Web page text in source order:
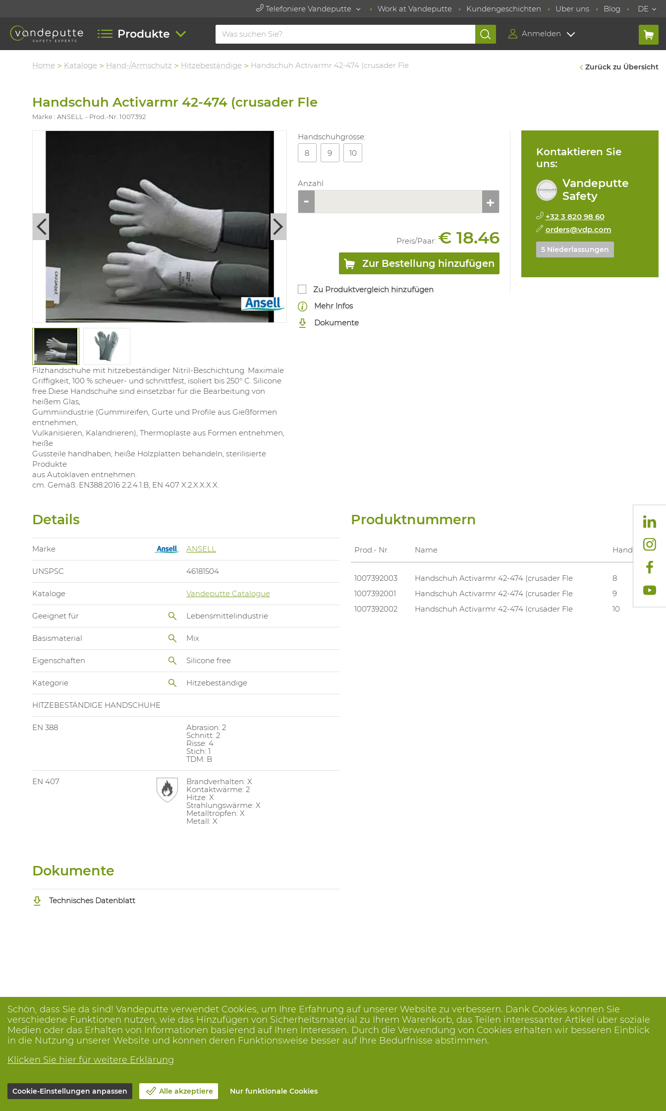
Telefoniere Vandeputte Work at Vandeputte Kundengeschichten Uber uns Blog DE
Produkte Anmelden
Home Kataloge Hand-/Armschutz Hitzebeständige Handschuh Activarmr 42-474 (crusader Fle Zurück zu Übersicht
Handschuh Activarmr 42-474 (crusader Fle
Marke : ANSELL Prod.-Nr. 1007392
Next
Filzhandschuhe mit hitzebeständiger Nitril-Beschichtung. Maximale
Griffigkeit, 100 % scheuer- und schnittfest, isoliert bis 250° C. Silicone
free.Diese Handschuhe sind einsetzbar für die Bearbeitung von
heißem Glas,
Gummiindustrie (Gummireifen, Gurte und Profile aus Gießformen
entnehmen,
Vulkanisieren, Kalandrieren), Thermoplaste aus Formen entnehmen,
heiße
Gussteile handhaben, heiße Holzplatten behandeln, sterilisierte
Produkte
aus Autoklaven entnehmen.
cm. Gemäß: EN388:2016 2.2.4.1.B, EN 407 X.2.X.X.X.X.
Handschuhgrösse:
8
9 10
Anzahl
Preis/Paar: € 18.46
Zur Bestellung hinzufügen
Zu Produktvergleich hinzufügen
Mehr Infos
Dokumente
Kontaktieren Sie
uns:
Vandeputte
Safety
+32 3 820 98 60
orders@vdp.com
5 Niederlassungen
Details
Marke ANSELL
UNSPSC 46181504
Kataloge Vandeputte Catalogue
Geeignet für Lebensmittelindustrie
Basismaterial Mix
Eigenschaften Silicone free
Kategorie Hitzebeständige
HITZEBESTÄNDIGE HANDSCHUHE
EN 388
Abrasion: 2
Schnitt: 2
Risse: 4
Stich: 1
TDM: B
EN 407
Brandverhalten: X
Kontaktwärme: 2
Hitze: X
Strahlungswärme: X
Metalltropfen: X
Metall: X
Produktnummern
Prod.- Nr. Name
1007392003 Handschuh Activarmr 42-474 (crusader Fle
8
1007392001
Handschuh Activarmr 42-474 (crusader Fle
9
1007392002
Handschuh Activarmr 42-474 (crusader Fle 10
Dokumente
Technisches Datenblatt
Schön, dass Sie da sind! Vandeputte verwendet Cookies, um Ihre Erfahrung auf unserer Website zu verbessern. Dank Cookies können Sie
verschiedene Funktionen nutzen, wie das Hinzufügen von Sicherheitsmaterial zu Ihrem Warenkorb, das Teilen interessanter Artikel über soziale
Medien oder das Erhalten von Informationen basierend auf Ihren Interessen. Durch die Verwendung von Cookies erhalten wir besseren Einblick
in die Nutzung unserer Website und können deren Funktionsweise besser auf Ihre Bedürfnisse abstimmen.
Klicken Sie hier für weitere Erklärung
Cookie-Einstellungen anpassen Alle akzeptiere Nur funktionale Cookies